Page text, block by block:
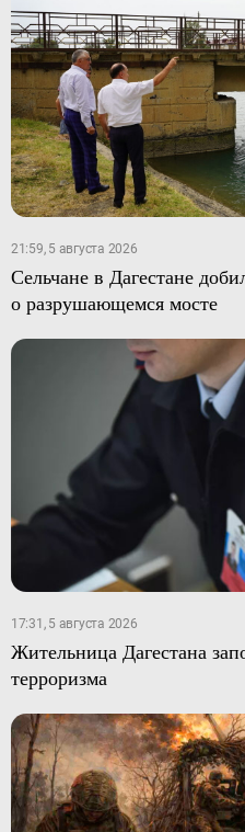
21:59, 5 августа 2026
Сельчане в Дагестане
о разрушающемся мосте
17:31, 5 августа 2026
Жительница Дагестана
терроризма